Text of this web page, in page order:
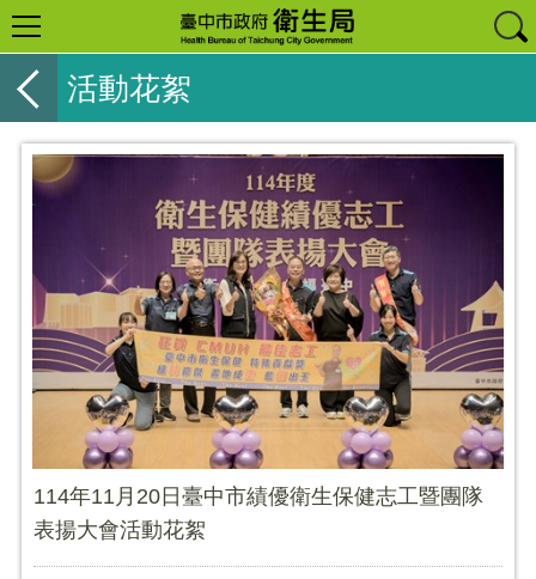
活動花絮
114年11月20日臺中市績優衛生保健志工暨團隊
表揚大會活動花絮